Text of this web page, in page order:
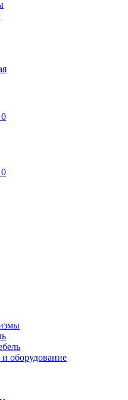
0
0
оборудование